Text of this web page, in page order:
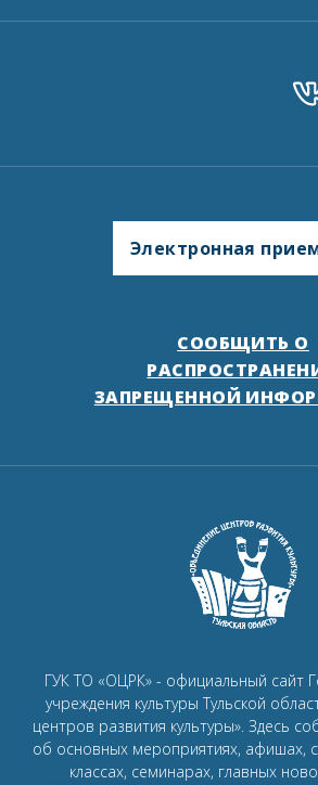
СООБЩИТЬ О
ЗАПРЕЩЕННОЙ
Электронная
ГУК ТО «ОЦРК» - официальный сайт
учреждения культуры Тульской
центров развития культуры». Здесь
об основных мероприятиях, афишах,
классах, семинарах, главных